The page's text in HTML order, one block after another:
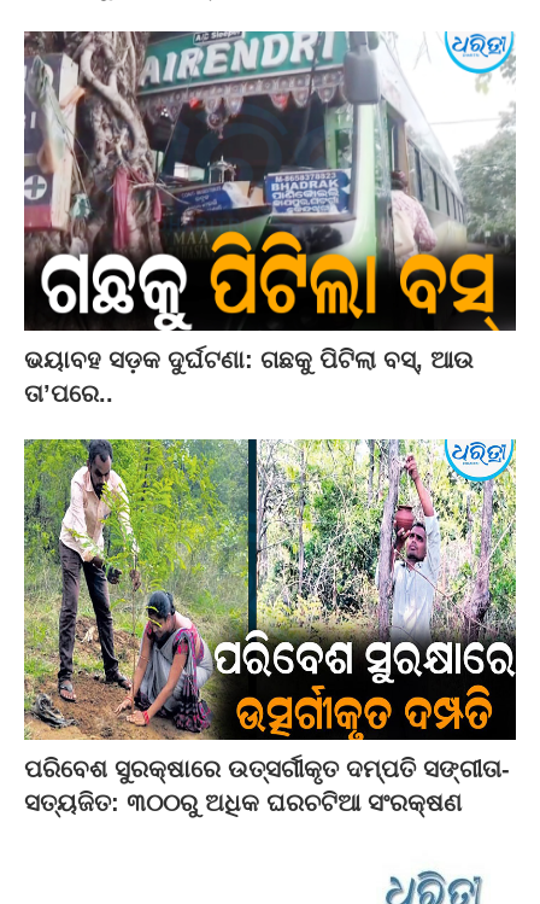
ଭୟାବହ ସଡ଼କ ଦୁର୍ଘଟଣା: ଗଛକୁ ପିଟିଲା ବସ୍‌, ଆଉ
ତା’ପରେ..
ପରିବେଶ ସୁରକ୍ଷାରେ ଉତ୍ସର୍ଗୀକୃତ ଦମ୍ପତି ସଙ୍ଗୀତା-
ସତ୍ୟଜିତ: ୩୦୦ରୁ ଅଧିକ ଘରଚଟିଆ ସଂରକ୍ଷଣ